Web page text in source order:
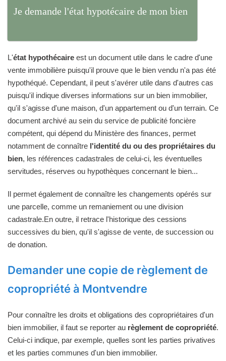
Je demande l'état hypotécaire de mon bien
L'état hypothécaire est un document utile dans le cadre d'une
vente immobilière puisqu'il prouve que le bien vendu n'a pas été
hypothéqué. Cependant, il peut s'avérer utile dans d'autres cas
puisqu'il indique diverses informations sur un bien immobilier,
qu'il s'agisse d'une maison, d'un appartement ou d'un terrain. Ce
document archivé au sein du service de publicité foncière
compétent, qui dépend du Ministère des finances, permet
notamment de connaître l'identité du ou des propriétaires du
bien, les références cadastrales de celui-ci, les éventuelles
servitudes, réserves ou hypothèques concernant le bien...
Il permet également de connaître les changements opérés sur
une parcelle, comme un remaniement ou une division
cadastrale.En outre, il retrace l'historique des cessions
successives du bien, qu'il s'agisse de vente, de succession ou
de donation.
Demander une copie de règlement de
copropriété à Montvendre
Pour connaître les droits et obligations des copropriétaires d'un
bien immobilier, il faut se reporter au règlement de copropriété.
Celui-ci indique, par exemple, quelles sont les parties privatives
et les parties communes d'un bien immobilier.